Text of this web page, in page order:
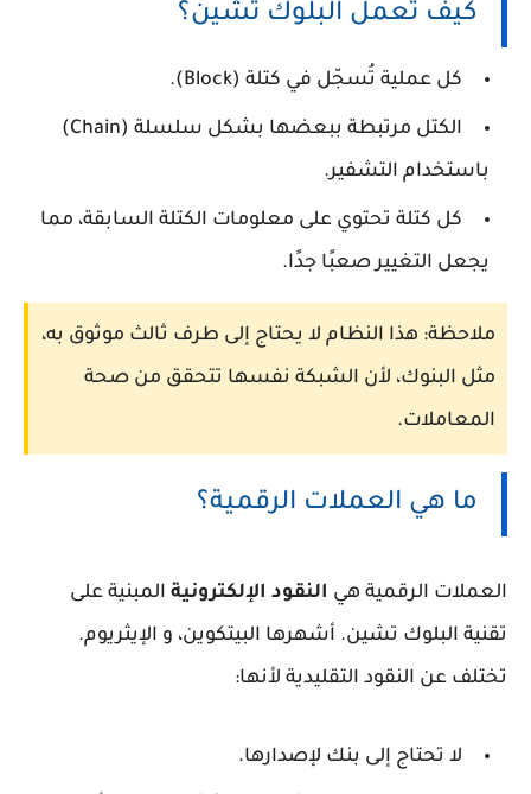
كيف تعمل البلوك تشين؟
كل عملية تُسجّل في كتلة (Block).
الكتل مرتبطة ببعضها بشكل سلسلة
(Chain)
باستخدام التشفير.
كل كتلة تحتوي على معلومات الكتلة السابقة، مما
يجعل التغيير صعبًا جدًا.
ملاحظة: هذا النظام لا يحتاج إلى طرف ثالث موثوق به،
مثل البنوك، لأن الشبكة نفسها تتحقق من صحة
المعاملات.
ما هي العملات الرقمية؟
العملات الرقمية هي النقود الإلكترونية المبنية على
تقنية البلوك تشين. أشهرها البيتكوين، و الإيثريوم.
تختلف عن النقود التقليدية لأنها:
لا تحتاج إلى بنك لإصدارها.